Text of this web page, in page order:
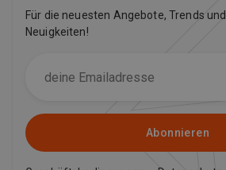
Für die neuesten Angebote, Trends
Neuigkeiten!
Abonnieren